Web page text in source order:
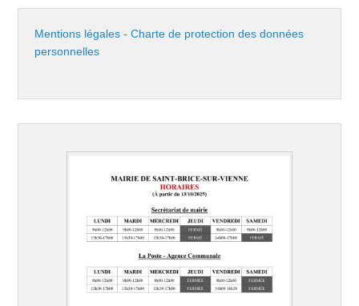
Mentions légales - Charte de protection des données
personnelles